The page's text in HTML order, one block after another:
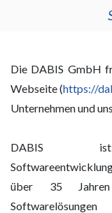
Die DABIS GmbH
Webseite (https://
Unternehmen und
DABIS
über 35 Jahren